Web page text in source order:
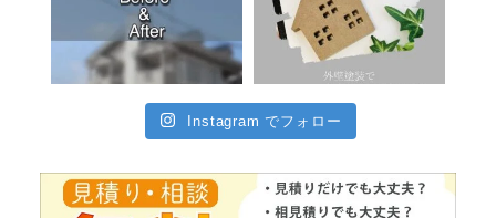
Instagram でフォロー